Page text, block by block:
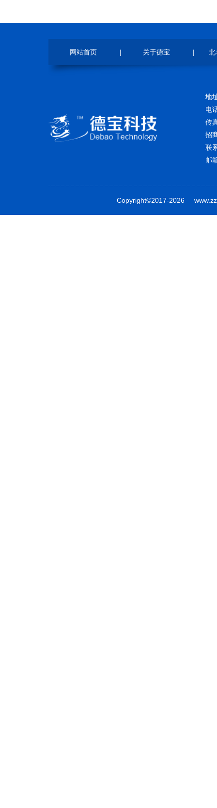
网站首页 | 关于德宝 | 北
地
电
传
招
联
邮
Copyright©2017-2026